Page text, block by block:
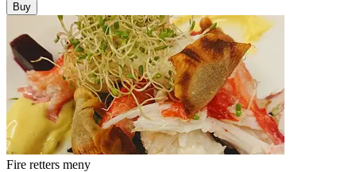
Buy
Fire retters meny